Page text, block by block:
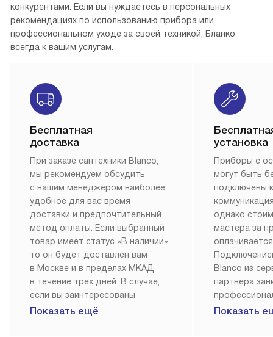
конкурентами. Если вы нуждаетесь в персональных
рекомендациях по использованию прибора или
профессиональном уходе за своей техникой, Бланко
всегда к вашим услугам.
Бесплатная
доставка
При заказе сантехники Blanco,
мы рекомендуем обсудить
с нашим менеджером наиболее
удобное для вас время
доставки и предпочтительный
метод оплаты. Если выбранный
товар имеет статус «В наличии»,
то он будет доставлен вам
в Москве и в пределах МКАД
в течение трех дней. В случае,
если вы заинтересованы
в товаре, который доступен
Показать ещё
установка
Приборы с
могут быть
подключены
однако
мастера за
Blanco из
партнера
Наш сервис
Показать